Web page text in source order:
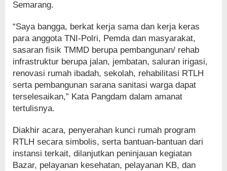
Semarang.
“Saya bangga, berkat kerja sama dan kerja keras
para anggota TNI-Polri, Pemda dan masyarakat,
sasaran fisik TMMD berupa pembangunan/ rehab
infrastruktur berupa jalan, jembatan, saluran irigasi,
renovasi rumah ibadah, sekolah, rehabilitasi RTLH
serta pembangunan sarana sanitasi warga dapat
terselesaikan,” Kata Pangdam dalam amanat
tertulisnya.
Diakhir acara, penyerahan kunci rumah program
RTLH secara simbolis, serta bantuan-bantuan dari
instansi terkait, dilanjutkan peninjauan kegiatan
Bazar, pelayanan kesehatan, pelayanan KB, dan